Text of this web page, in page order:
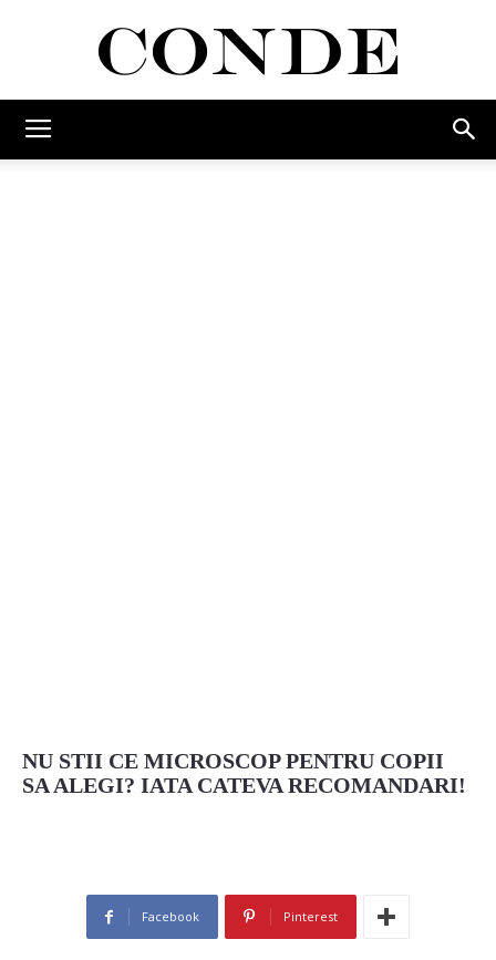
NU STII CE MICROSCOP PENTRU COPII
SA ALEGI? IATA CATEVA RECOMANDARI!
Facebook Pinterest